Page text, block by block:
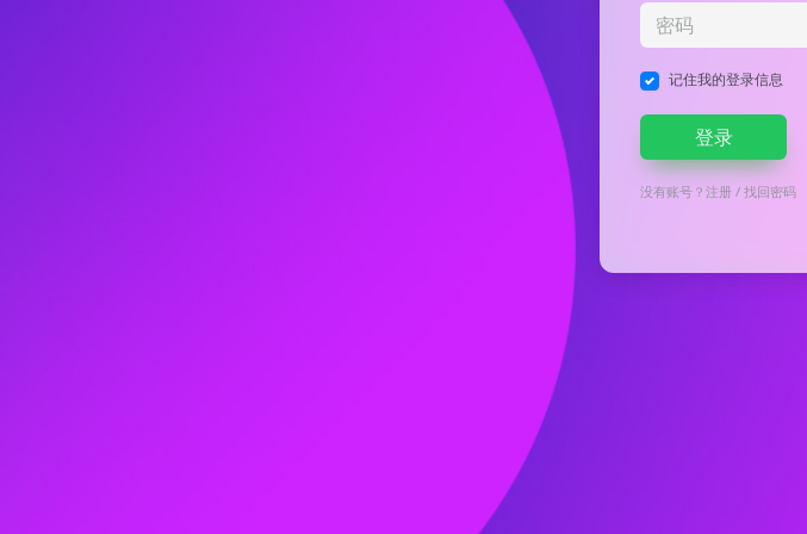
记住我的登录信息
登录
没有账号？注册/找回密码